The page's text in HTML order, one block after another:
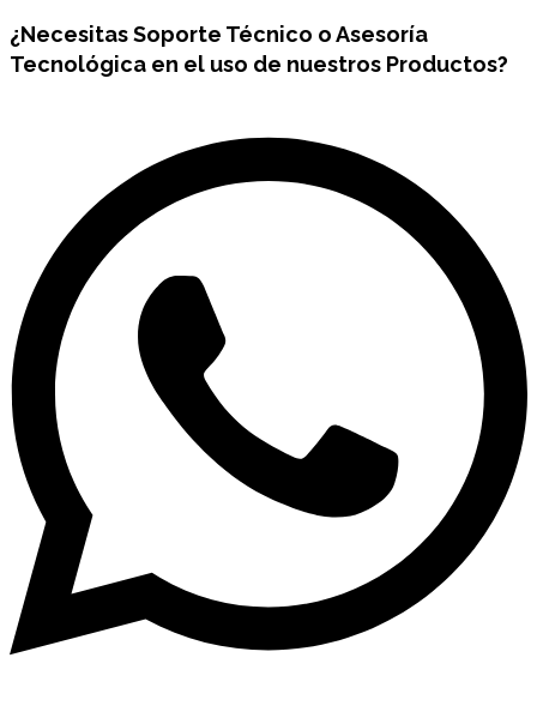
¿NecesitasSoporte Técnico o Asesoría
Tecnológica en el uso de nuestros Productos?